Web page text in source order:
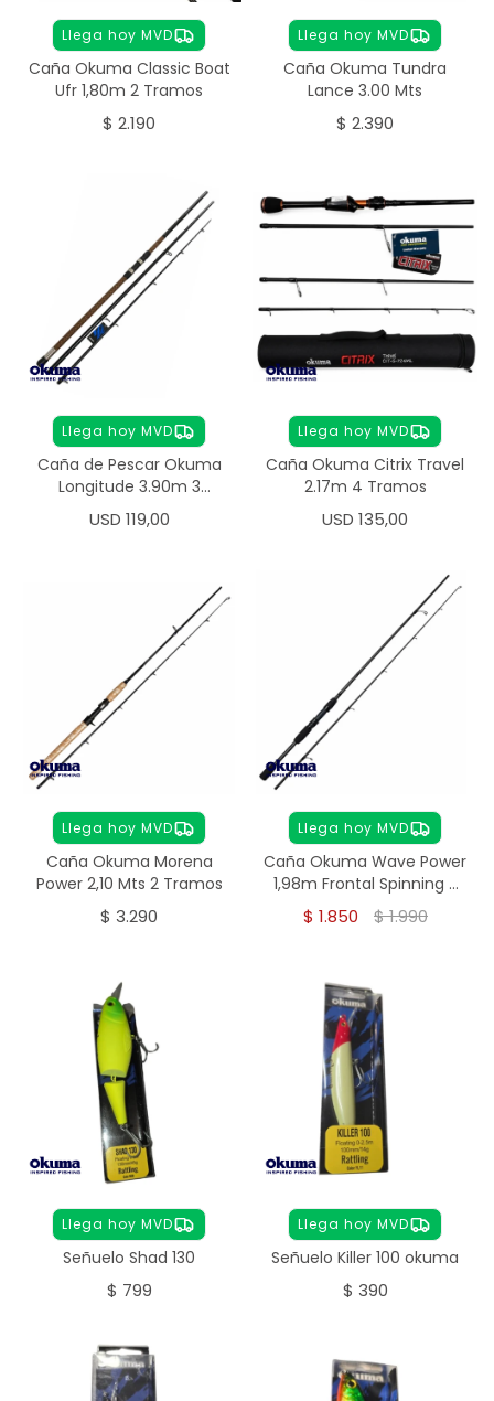
Llega hoy MVD
Caña Okuma Classic Boat
Ufr 1,80m 2 Tramos
$ 2.190
Llega hoy MVD
Caña Okuma Tundra
Lance 3.00 Mts
$ 2.390
Llega hoy MVD
Caña de Pescar Okuma
Longitude 3.90m 3
Tramos
USD 119,00
Llega hoy MVD
Caña Okuma Citrix Travel
2.17m 4 Tramos
USD 135,00
Llega hoy MVD
Caña Okuma Morena
Power 2,10 Mts 2 Tramos
$ 3.290
Llega hoy MVD
Caña Okuma Wave Power
1,98m Frontal Spinning 2
Tramos
$ 1.850 $1.990
Llega hoy MVD
Señuelo Shad 130
$ 799
Llega hoy MVD
Señuelo Killer 100 okuma
$ 390